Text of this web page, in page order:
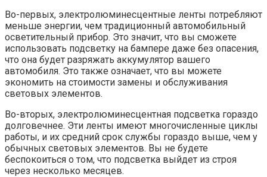
Во-первых, электролюминесцентные ленты потребляют
меньше энергии, чем традиционный автомобильный
осветительный прибор. Это значит, что вы сможете
использовать подсветку на бампере даже без опасения,
что она будет разряжать аккумулятор вашего
автомобиля. Это также означает, что вы можете
экономить на стоимости замены и обслуживания
световых элементов.
Во-вторых, электролюминесцентная подсветка гораздо
долговечнее. Эти ленты имеют многочисленные циклы
работы, и их средний срок службы гораздо выше, чем у
обычных световых элементов. Вы не будете
беспокоиться о том, что подсветка выйдет из строя
через несколько месяцев.